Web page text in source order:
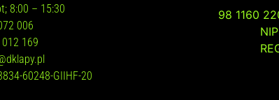
8:00 – 15:30
006
169
60248-GIIHF-20
98 1160